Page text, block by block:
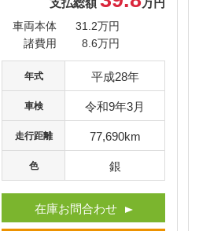
支払総額 万円
車両本体
31.2万円
諸費用
8.6万円
年式 平成28年
車検 令和9年3月
走行距離 77,690km
色 銀
在庫お問合わせ